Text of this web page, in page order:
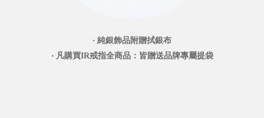
‧ 純銀飾品附贈拭銀布
‧ 凡購買IR戒指全商品：皆贈送品牌專屬提袋